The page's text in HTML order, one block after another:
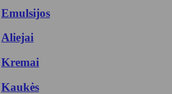
Emulsijos
Aliejai
Kremai
Kaukės